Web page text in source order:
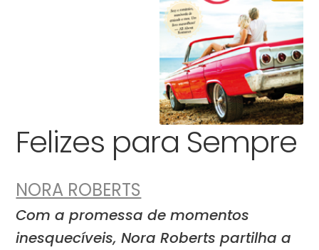
Felizes para Sempre
NORA ROBERTS
Com a promessa de momentos
inesquecíveis, Nora Roberts partilha a